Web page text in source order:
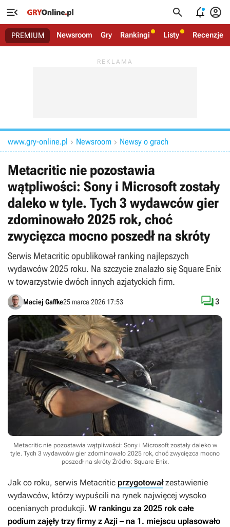
   
PREMIUM Newsroom Gry Rankingi Listy Recenzje
www.gry-online.pl  Newsroom  Newsy o grach
Metacritic nie pozostawia
wątpliwości: Sony i Microsoft zostały
daleko w tyle. Tych 3 wydawców gier
zdominowało 2025 rok, choć
zwycięzca mocno poszedł na skróty
Serwis Metacritic opublikował ranking najlepszych
wydawców 2025 roku. Na szczycie znalazło się Square Enix
w towarzystwie dwóch innych azjatyckich firm.
Maciej Gaffke25 marca 2026 17:53 3
Metacritic nie pozostawia wątpliwości: Sony i Microsoft zostały daleko w
tyle. Tych 3 wydawców gier zdominowało 2025 rok, choć zwycięzca mocno
poszedł na skróty Źródło: Square Enix.
Jak co roku, serwis Metacritic przygotowałzestawienie
wydawców, którzy wypuścili na rynek najwięcej wysoko
ocenianych produkcji. W rankingu za 2025 rok całe
podium zajęły trzy firmy z Azji – na 1. miejscu uplasowało